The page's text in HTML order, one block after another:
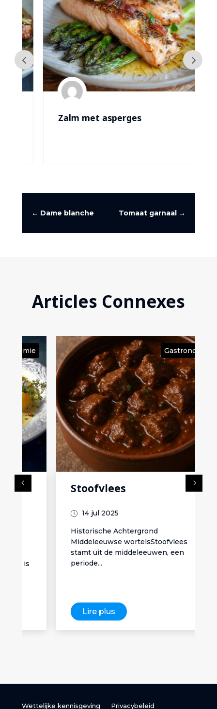
Zalm met asperges
← Dame blanche Tomaat garnaal →
Articles Connexes
Gastronomie
Stoofvlees
14 jul 2025
Historische Achtergrond
Middeleeuwse wortelsStoofvlees
stamt uit de middeleeuwen, een
periode...
Lire plus
Wettelijke kennisgeving Privacybeleid